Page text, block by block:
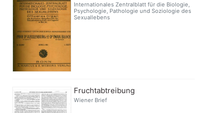
Internationales Zentralblatt für die Biologie,
Psychologie, Pathologie und Soziologie des
Sexuallebens
Fruchtabtreibung
Wiener Brief